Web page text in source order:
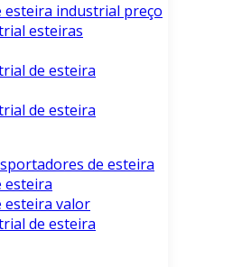
esteira industrial preço
esteiras
de esteira
de esteira
de esteira
esteira
esteira valor
de esteira